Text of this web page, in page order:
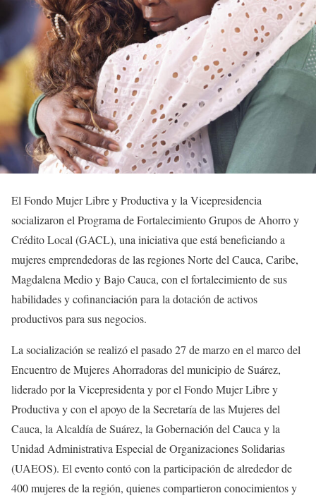
El Fondo Mujer Libre y Productiva y la Vicepresidencia
socializaron el Programa de Fortalecimiento Grupos de Ahorro y
Crédito Local (GACL), una iniciativa que está beneficiando a
mujeres emprendedoras de las regiones Norte del Cauca, Caribe,
Magdalena Medio y Bajo Cauca, con el fortalecimiento de sus
habilidades y cofinanciación para la dotación de activos
productivos para sus negocios.
La socialización se realizó el pasado 27 de marzo en el marco del
Encuentro de Mujeres Ahorradoras del municipio de Suárez,
liderado por la Vicepresidenta y por el Fondo Mujer Libre y
Productiva y con el apoyo de la Secretaría de las Mujeres del
Cauca, la Alcaldía de Suárez, la Gobernación del Cauca y la
Unidad Administrativa Especial de Organizaciones Solidarias
(UAEOS). El evento contó con la participación de alrededor de
400 mujeres de la región, quienes compartieron conocimientos y